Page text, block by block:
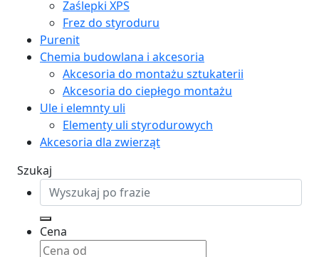
Zaślepki XPS
Frez do styroduru
Purenit
Chemia budowlana i akcesoria
Akcesoria do montażu sztukaterii
Akcesoria do ciepłego montażu
Ule i elemnty uli
Elementy uli styrodurowych
Akcesoria dla zwierząt
Szukaj
Cena